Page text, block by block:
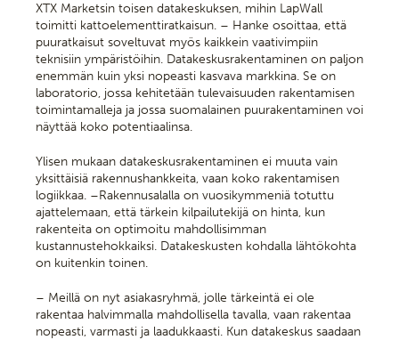
XTX Marketsin toisen datakeskuksen, mihin LapWall
toimitti kattoelementtiratkaisun. – Hanke osoittaa, että
puuratkaisut soveltuvat myös kaikkein vaativimpiin
teknisiin ympäristöihin. Datakeskusrakentaminen on paljon
enemmän kuin yksi nopeasti kasvava markkina. Se on
laboratorio, jossa kehitetään tulevaisuuden rakentamisen
toimintamalleja ja jossa suomalainen puurakentaminen voi
näyttää koko potentiaalinsa.
Ylisen mukaan datakeskusrakentaminen ei muuta vain
yksittäisiä rakennushankkeita, vaan koko rakentamisen
logiikkaa. –Rakennusalalla on vuosikymmeniä totuttu
ajattelemaan, että tärkein kilpailutekijä on hinta, kun
rakenteita on optimoitu mahdollisimman
kustannustehokkaiksi. Datakeskusten kohdalla lähtökohta
on kuitenkin toinen.
– Meillä on nyt asiakasryhmä, jolle tärkeintä ei ole
rakentaa halvimmalla mahdollisella tavalla, vaan rakentaa
nopeasti, varmasti ja laadukkaasti. Kun datakeskus saadaan